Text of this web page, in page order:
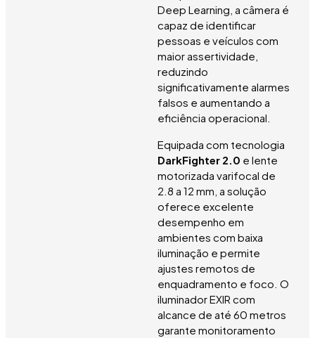
Deep Learning, a câmera é
capaz de identificar
pessoas e veículos com
maior assertividade,
reduzindo
significativamente alarmes
falsos e aumentando a
eficiência operacional.
Equipada com tecnologia
DarkFighter 2.0 e lente
motorizada varifocal de
2.8 a 12 mm, a solução
oferece excelente
desempenho em
ambientes com baixa
iluminação e permite
ajustes remotos de
enquadramento e foco. O
iluminador EXIR com
alcance de até 60 metros
garante monitoramento